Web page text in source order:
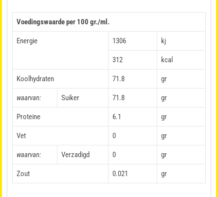
Voedingswaarde per 100 gr./ml.
Energie 1306 kj
312 kcal
Koolhydraten 71.8 gr
waarvan: Suiker 71.8 gr
Proteine 6.1 gr
Vet 0 gr
waarvan: Verzadigd 0 gr
Zout 0.021 gr